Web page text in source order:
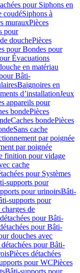
pour Siphons en
coudéSiphons à
murauxPièces
pour
douchePièces
pour Bondes pour
Évacuations
en matériau
Bâti-
Baignoires en
d’installationJeux
appareils pour
bondePièces
Caches bondePièces
Sans cache
par poignée
par poignée
finition pour vidage
cache
pour Systèmes
supports pour
pour urinoirsBâti-
supports pour
de
pour Bâti-
pour Bâti-
douches avec
détachées pour Bâti-
Pièces détachées
pour WCPièces
Bâti-supports pour